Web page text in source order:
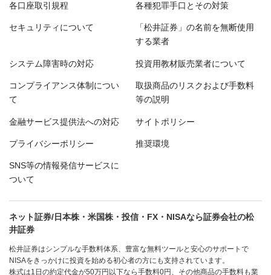
各口座取引規程 各種犯罪手口とその対策
セキュリティについて 「松井証券」の名前を無断使用
する業者
システム障害時の対応 投資用教材販売業者について
コンプライアンス体制につい
て
取扱商品のリスクおよび手数料
等の説明
金融サービス提供法への対応 サイトポリシー
プライバシーポリシー 推奨環境
SNS等の情報発信サービスに
ついて
ネット証券/日本株・米国株・投信・FX・NISAなら証券会社の松
井証券
松井証券はシンプルな手数料体系、豊富な無料ツールと安心のサポートで
NISAをきっかけに投資を始める初心者の方にも支持されています。
株式は1日の約定代金が50万円以下なら手数料0円、その他商品の手数料も業